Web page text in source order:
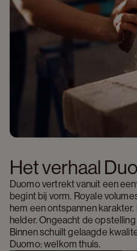
Het verhaal
Duomo vertrekt vanuit een
begint bij vorm. Royale
hem een ontspannen
helder. Ongeacht de
Binnen schuilt gelaagde
Duomo: welkom thuis.